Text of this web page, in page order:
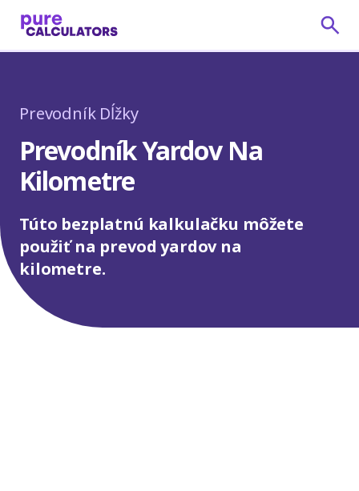
Prevodník Dĺžky
Prevodník Yardov Na
Kilometre
Túto bezplatnú kalkulačku môžete
použiť na prevod yardov na
kilometre.